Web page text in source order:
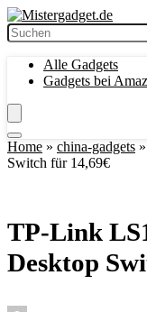
Alle Gadgets
Gadgets bei
Home » china-gadgets »
Switch für 14,69€
TP-Link
Desktop